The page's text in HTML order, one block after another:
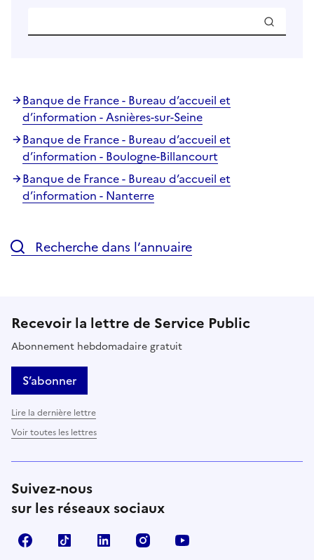
Banque de France - Bureau d’accueil et
d’information - Asnières-sur-Seine
Banque de France - Bureau d’accueil et
d’information - Boulogne-Billancourt
Banque de France - Bureau d’accueil et
d’information - Nanterre
Recherche dans l’annuaire
Recevoir la lettre de Service Public
Abonnement hebdomadaire gratuit
S’abonner
Lire la dernière lettre
Voir toutes les lettres
Suivez-nous
sur les réseaux sociaux
FacebookTikTok LinkedIn Instagram